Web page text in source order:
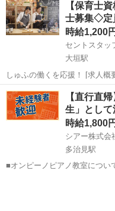
【保育士
士募集◇定
時給1,200円
セントスタッ
大垣駅
しゅふの働くを応援！ [求人概要]: 【保育士資格必須】*。*◇認可保育
園の保育士募集◇定員100名／
／高時給 [職種名]: 認可保育園の保育士 [勤務地・最寄駅]: 岐阜県大垣
市室...
岐阜 大垣市 大垣駅
【直行直
生」とし
時給1,800円
多治見駅
■オンピーノピアノ教室につい